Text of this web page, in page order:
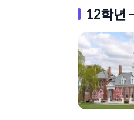
12학년